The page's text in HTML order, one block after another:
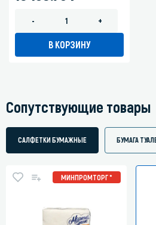
- +
В КОРЗИНУ
Сопутствующие товары
САЛФЕТКИ БУМАЖНЫЕ БУМАГА
МИНПРОМТОРГ *